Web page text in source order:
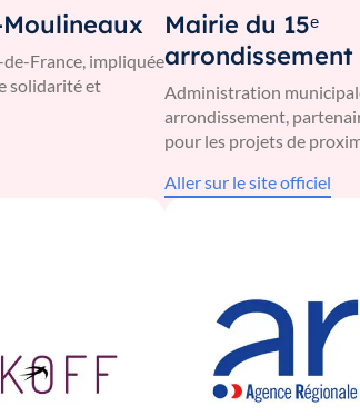
France, impliquée
solidarité et
Mairie du 15ᵉ
arrondissement
Administration
arrondissement,
pour les projets de
Aller sur le site officiel